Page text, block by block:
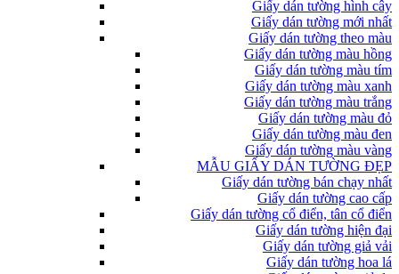
Giấy dán tường hình cây
Giấy dán tường mới nhất
Giấy dán tường theo màu
Giấy dán tường màu hồng
Giấy dán tường màu tím
Giấy dán tường màu xanh
Giấy dán tường màu trắng
Giấy dán tường màu đỏ
Giấy dán tường màu đen
Giấy dán tường màu vàng
MẪU GIẤY DÁN TƯỜNG ĐẸP
Giấy dán tường bán chạy nhất
Giấy dán tường cao cấp
Giấy dán tường cổ điển, tân cổ điển
Giấy dán tường hiện đại
Giấy dán tường giả vải
Giấy dán tường hoa lá